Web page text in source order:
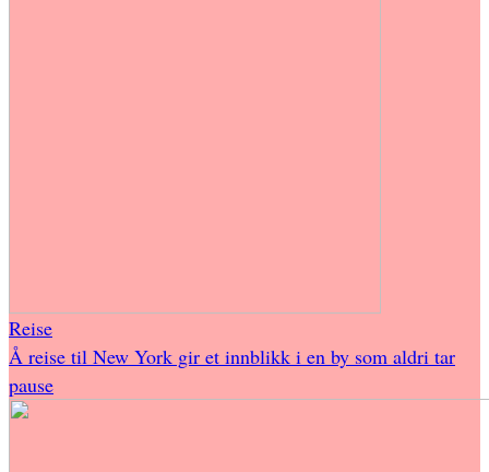
Reise
Å reise til New York gir et innblikk i en by som aldri tar
pause